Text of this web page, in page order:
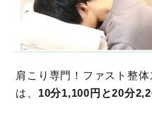
肩こり専門！ファスト整
は、 10分1,100円と20分